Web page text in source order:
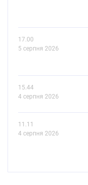
17.00
5 серпня 2026
15.44
4 серпня 2026
11.11
4 серпня 2026